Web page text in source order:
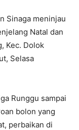
Sinaga meninjau
Natal dan
Kec. Dolok
Selasa
Runggu sampai
bolon yang
perbaikan di